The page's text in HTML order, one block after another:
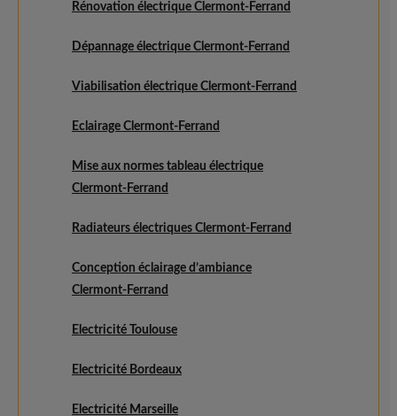
Rénovation électrique Clermont-Ferrand
Dépannage électrique Clermont-Ferrand
Viabilisation électrique Clermont-Ferrand
Eclairage Clermont-Ferrand
Mise aux normes tableau électrique
Clermont-Ferrand
Radiateurs électriques Clermont-Ferrand
Conception éclairage d’ambiance
Clermont-Ferrand
Electricité Toulouse
Electricité Bordeaux
Electricité Marseille